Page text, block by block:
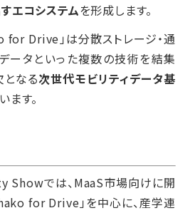
エコシステムを形成します。
for Drive」は分散ストレージ・通
データといった複数の技術を結集
となる次世代モビリティデータ基
ます。
では、MaaS市場向けに開
for Drive」を中心に、産学連